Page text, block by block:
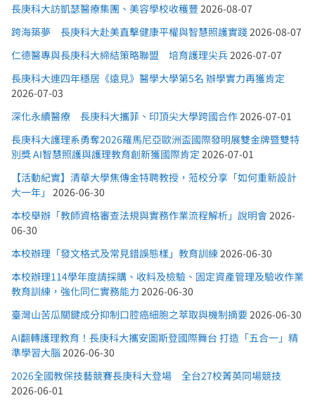
長庚科大訪凱瑟醫療集團、美容學校收穫豐 2026-08-07
跨海築夢 長庚科大赴美直擊健康平權與智慧照護實踐 2026-08-07
仁德醫專與長庚科大締結策略聯盟 培育護理尖兵 2026-07-07
長庚科大連四年穩居《遠見》醫學大學第5名 辦學實力再獲肯定
2026-07-03
深化永續醫療 長庚科大攜菲、印頂尖大學跨國合作 2026-07-01
長庚科大護理系勇奪2026羅馬尼亞歐洲盃國際發明展雙金牌暨雙特
別獎 AI智慧照護與護理教育創新獲國際肯定 2026-07-01
【活動紀實】清華大學焦傳金特聘教授，蒞校分享「如何重新設計
大一年」
2026-06-30
本校舉辦「教師資格審查法規與實務作業流程解析」說明會 2026-
06-30
本校辦理「發文格式及常見錯誤態樣」教育訓練 2026-06-30
本校辦理114學年度請採購、收料及檢驗、固定資產管理及驗收作業
教育訓練，強化同仁實務能力 2026-06-30
臺灣山苦瓜關鍵成分抑制口腔癌細胞之萃取與機制摘要 2026-06-30
AI翻轉護理教育！長庚科大攜安圖斯登國際舞台 打造「五合一」精
準學習大腦 2026-06-30
2026全國教保技藝競賽長庚科大登場 全台27校菁英同場競技
2026-06-01